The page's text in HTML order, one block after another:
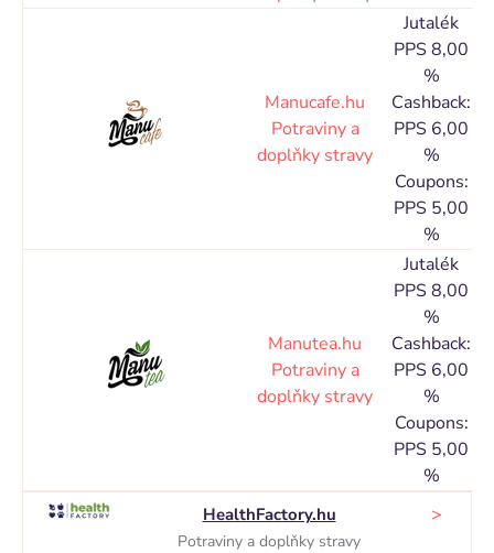
Manucafe.hu
Potraviny a
doplňky stravy
Jutalék
PPS 8,00
%
Cashback:
PPS 6,00
%
Coupons:
PPS 5,00
%
Manutea.hu
Potraviny a
doplňky stravy
Jutalék
PPS 8,00
%
Cashback:
PPS 6,00
%
Coupons:
PPS 5,00
%
HealthFactory.hu
Potraviny a doplňky stravy
>